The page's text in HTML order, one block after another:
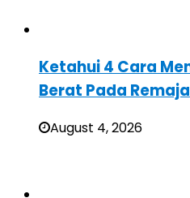
Ketahui 4 Cara
Berat Pada Remaja
August 4, 2026